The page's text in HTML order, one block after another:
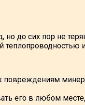
но до сих пор не
теплопроводностью
повреждениям
его в любом